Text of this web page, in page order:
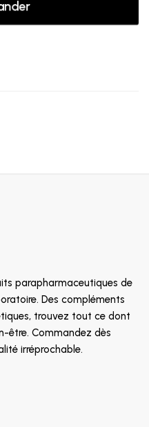
parapharmaceutiques de
Des compléments
trouvez tout ce dont
être. Commandez dès
irréprochable.